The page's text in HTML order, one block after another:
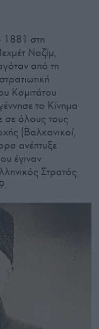
1881 στη
Ναζίμ,
από τη
Κομιτάτου
το Κίνημα
σε όλους τους
(Βαλκανικοί,
ανέπτυξε
έγιναν
Στρατός